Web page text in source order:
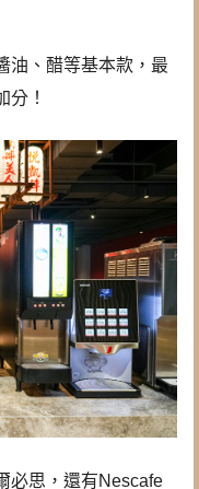
油、醋等基本款，最
分！
必思，還有Nescafe